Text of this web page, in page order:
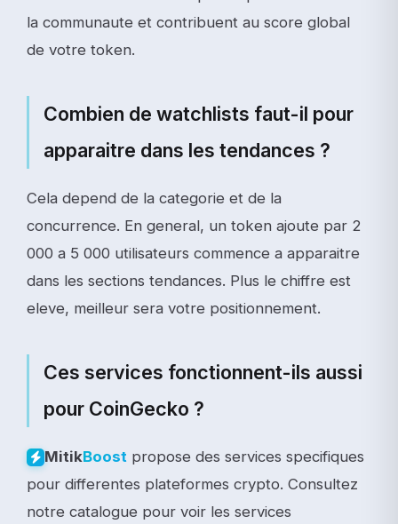
la communaute et contribuent au score global
de votre token.
Combien de watchlists faut-il pour
apparaitre dans les tendances ?
Cela depend de la categorie et de la
concurrence. En general, un token ajoute par 2
000 a 5 000 utilisateurs commence a apparaitre
dans les sections tendances. Plus le chiffre est
eleve, meilleur sera votre positionnement.
Ces services fonctionnent-ils aussi
pour CoinGecko ?
MitikBoost propose des services specifiques
pour differentes plateformes crypto. Consultez
notre catalogue pour voir les services